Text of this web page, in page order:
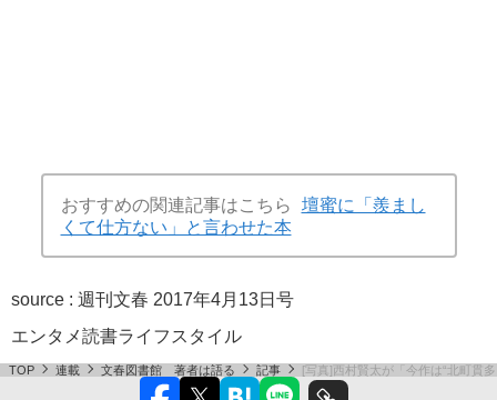
おすすめの関連記事はこちら
壇蜜に「羨まし
くて仕方ない」と言わせた本
source : 週刊文春 2017年4月13日号
エンタメ読書ライフスタイル
TOP 連載 文春図書館 著者は語る 記事 [写真]西村賢太が「今作は“北町貫